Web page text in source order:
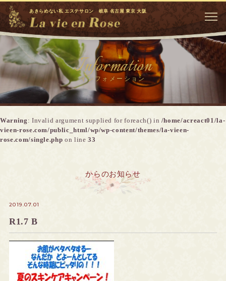
あきらめない私 エステサロン 岐阜 名古屋 東京 大阪
Information
インフォメーション
Warning : Invalid argument supplied for foreach() in /home/acreact01/la-
vieen-rose.com/public_html/wp/wp-content/themes/la-vieen-
rose.com/single.php on line33
からのお知らせ
2019.07.01
R1.7 B